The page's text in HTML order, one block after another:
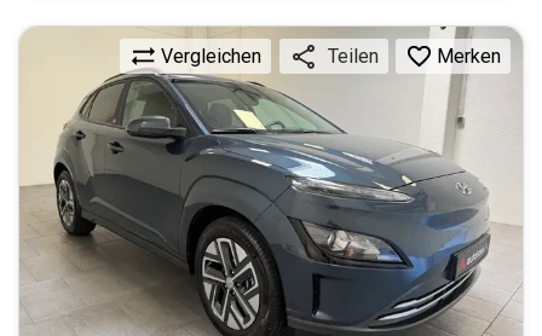
Vergleichen Teilen Merken